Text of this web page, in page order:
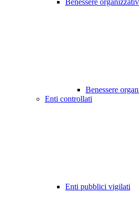
Benessere
Benessere
Enti controllati
Enti pubblici vigilati